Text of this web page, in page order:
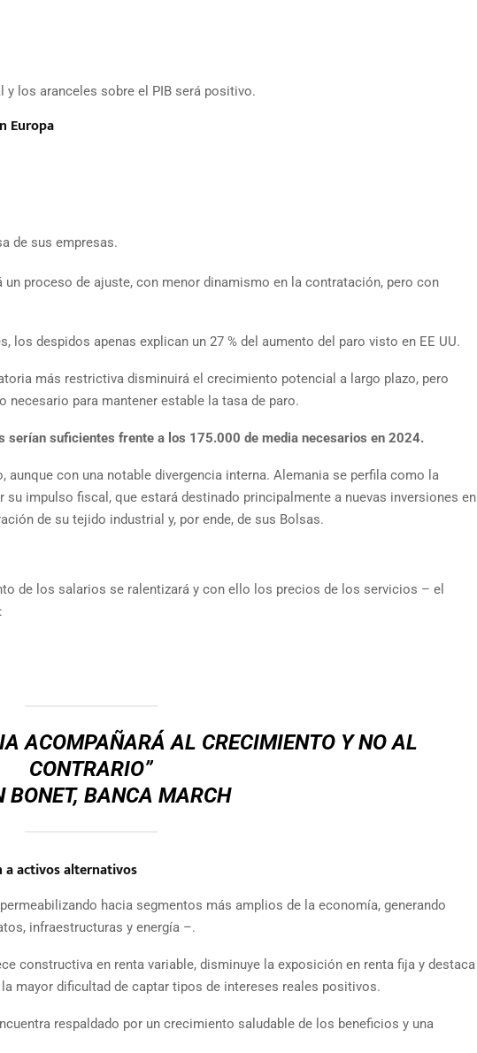
los aranceles sobre el PIB será positivo.
Europa
de sus empresas.
proceso de ajuste, con menor dinamismo en la contratación, pero con
despidos apenas explican un 27 % del aumento del paro visto en EE UU.
más restrictiva disminuirá el crecimiento potencial a largo plazo, pero
necesario para mantener estable la tasa de paro.
serían suficientes frente a los 175.000 de media necesarios en 2024.
aunque con una notable divergencia interna. Alemania se perfila como la
impulso fiscal, que estará destinado principalmente a nuevas inversiones en
de su tejido industrial y, por ende, de sus Bolsas.
de los salarios se ralentizará y con ello los precios de los servicios – el
ACOMPAÑARÁ AL CRECIMIENTO Y NO AL
CONTRARIO”
BONET, BANCA MARCH
a activos alternativos
hacia segmentos más amplios de la economía, generando
infraestructuras y energía –.
constructiva en renta variable, disminuye la exposición en renta fija y destaca
mayor dificultad de captar tipos de intereses reales positivos.
respaldado por un crecimiento saludable de los beneficios y una